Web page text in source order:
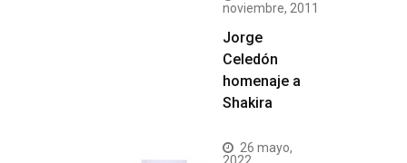
noviembre, 2011
Jorge
Celedón
homenaje a
Shakira
26 mayo,